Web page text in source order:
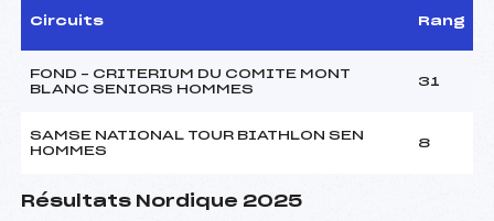
Circuits Rang
FOND – CRITERIUM DU COMITE MONT
BLANC SENIORS HOMMES
31
SAMSE NATIONAL TOUR BIATHLON SEN
HOMMES
8
Résultats Nordique 2025